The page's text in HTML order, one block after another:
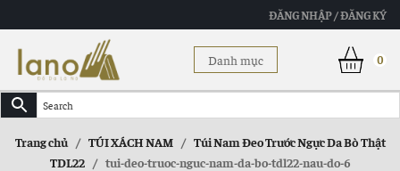
ĐĂNG NHẬP / ĐĂNG KÝ
Danh mục 0
Trang chủ / TÚI XÁCH NAM / Túi Nam Đeo Trước Ngực Da Bò Thật
TDL22 / tui-deo-truoc-nguc-nam-da-bo-tdl22-nau-do-6